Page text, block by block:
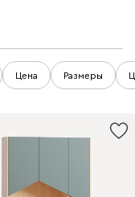
Цена Размеры